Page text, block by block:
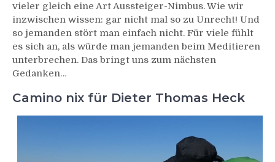
vieler gleich eine Art Aussteiger-Nimbus. Wie wir
inzwischen wissen: gar nicht mal so zu Unrecht! Und
so jemanden stört man einfach nicht. Für viele fühlt
es sich an, als würde man jemanden beim Meditieren
unterbrechen. Das bringt uns zum nächsten
Gedanken…
Camino nix für Dieter Thomas Heck